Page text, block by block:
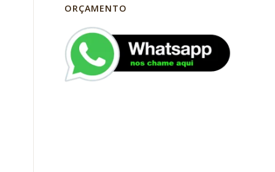
ORÇAMENTO